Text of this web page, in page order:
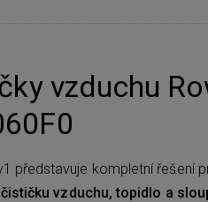
vzduchu
představuje kompletní řešení
čističku vzduchu, topidlo a